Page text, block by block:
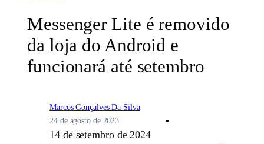
Messenger Lite é removido
da loja do Android e
funcionará até setembro
Marcos Gonçalves Da Silva
24 de agosto de 2023
14 de setembro de 2024